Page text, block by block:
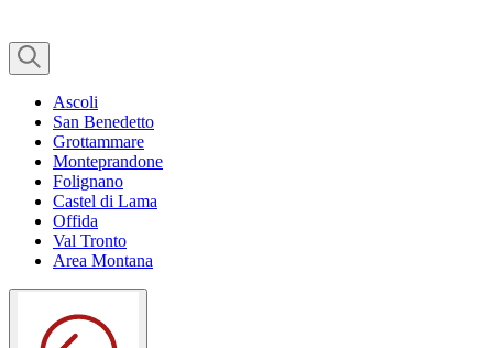
Ascoli
San Benedetto
Grottammare
Monteprandone
Folignano
Castel di Lama
Offida
Val Tronto
Area Montana